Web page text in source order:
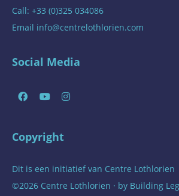
Call: +33 (0)325 034086
Email info@centrelothlorien.com
Social Media
Copyright
Dit is een initiatief van Centre Lothlorien
©2026 Centre Lothlorien · by Building